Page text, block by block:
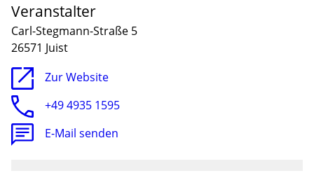
Veranstalter
Carl-Stegmann-Straße 5
26571 Juist
Zur Website
+49 4935 1595
E-Mail senden